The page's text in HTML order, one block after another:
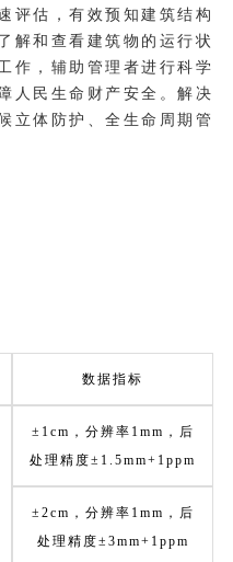
评估，有效预知建筑结构
解和查看建筑物的运行状
作，辅助管理者进行科学
人民生命财产安全。解决
立体防护、全生命周期管
数据指标
±1cm，分辨率1mm，后
处理精度±1.5mm+1ppm
±2cm，分辨率1mm，后
处理精度±3mm+1ppm